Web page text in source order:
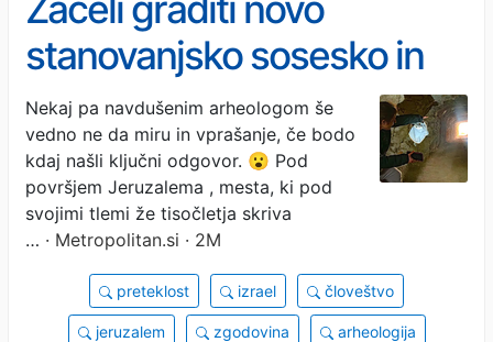
stanovanjsko sosesko in
skoraj popadali v luknjo:
bolj so gledali, manj so
verjeli, da je vse res
Nekaj pa navdušenim arheologom še
vedno ne da miru in vprašanje, če bodo
kdaj našli ključni odgovor. 😮 Pod
površjem Jeruzalema , mesta, ki pod
svojimi tlemi že tisočletja skriva
… · Metropolitan.si · 2M
preteklost izrael človeštvo
jeruzalem zgodovina arheologija